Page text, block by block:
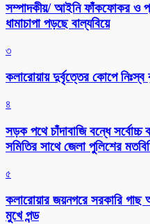
সম্পাদকীয়/ আইনি ফাঁকফোকর ও
ধামাচাপা পড়ছে বাল্যবিয়ে
৩
কলারোয়ায় দুর্বৃত্তের কোপে
৪
সড়ক পথে চাঁদাবাজি বন্ধে
সমিতির সাথে জেলা পুলিশের
৫
কলারোয়ার জয়নগরে সরকারি গাছ
মুখে পন্ড